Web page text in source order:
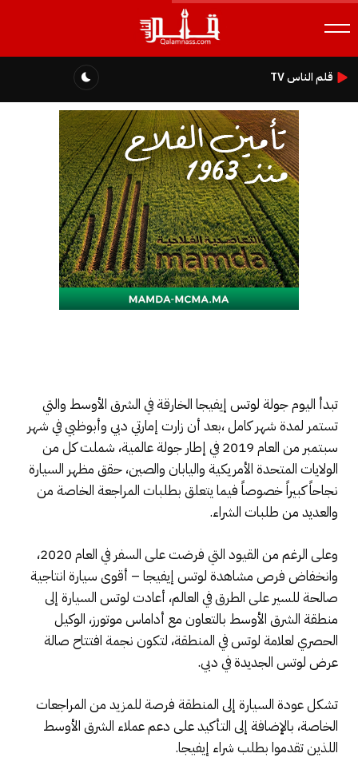
قلم الناس TV
تبدأ اليوم جولة لوتس إيفيجا الخارقة في الشرق الأوسط والتي
تستمر لمدة شهر كامل ،بعد أن زارت إمارتي دبي وأبوظبي في شهر
سبتمبر من العام 2019 في إطار جولة عالمية، شملت كل من
الولايات المتحدة الأمريكية واليابان والصين، حقق مظهر السيارة
نجاحاً كبيراً خصوصاً فيما يتعلق بطلبات المراجعة الخاصة من
والعديد من طلبات الشراء.
وعلى الرغم من القيود التي فرضت على السفر في العام 2020،
وانخفاض فرص مشاهدة لوتس إيفيجا – أقوى سيارة انتاجية
صالحة للسير على الطرق في العالم، أعادت لوتس السيارة إلى
منطقة الشرق الأوسط بالتعاون مع أداماس موتورز، الوكيل
الحصري لعلامة لوتس في المنطقة، لتكون نجمة افتتاح صالة
عرض لوتس الجديدة في دبي.
تشكل عودة السيارة إلى المنطقة فرصة للمزيد من المراجعات
الخاصة، بالإضافة إلى التأكيد على دعم عملاء الشرق الأوسط
اللذين تقدموا بطلب شراء إيفيجا.